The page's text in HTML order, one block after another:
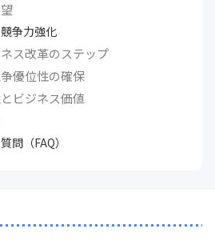
争力強化
ス改革のステップ
優位性の確保
ビジネス価値
問（FAQ）